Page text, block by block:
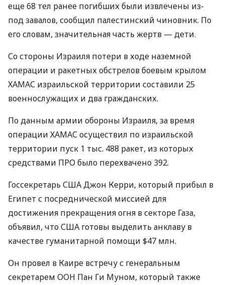
еще 68 тел ранее погибших были извлечены из-
под завалов, сообщил палестинский чиновник. По
его словам, значительная часть жертв — дети.
Со стороны Израиля потери в ходе наземной
операции и ракетных обстрелов боевым крылом
ХАМАС израильской территории составили 25
военнослужащих и два гражданских.
По данным армии обороны Израиля, за время
операции ХАМАСосуществил по израильской
территории пуск 1 тыс. 488 ракет, из которых
средствами ПРО было перехвачено 392.
Госсекретарь СШАДжон Керри, который прибыл в
Египет с посреднической миссией для
достижения прекращения огня в секторе Газа,
объявил, чтоСША готовы выделить анклаву в
качестве гуманитарной помощи $47 млн.
Он провел в Каире встречу с генеральным
секретарем ООН Пан Ги Муном, который также